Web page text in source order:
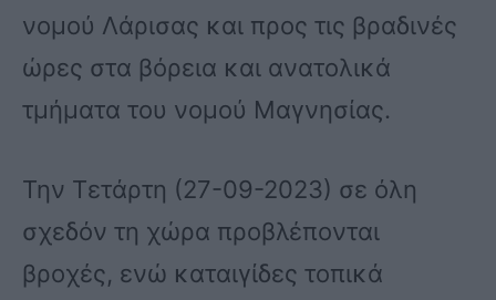
νομού Λάρισας και προς τις βραδινές
ώρες στα βόρεια και ανατολικά
τμήματα του νομού Μαγνησίας.
Την Τετάρτη (27-09-2023) σε όλη
σχεδόν τη χώρα προβλέπονται
βροχές, ενώ καταιγίδες τοπικά